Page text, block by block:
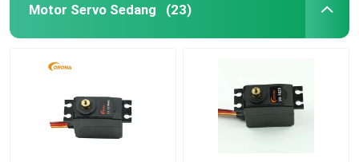
Permintaan Penawaran
Motor RC Servo
Motor Servo Sedang (23)